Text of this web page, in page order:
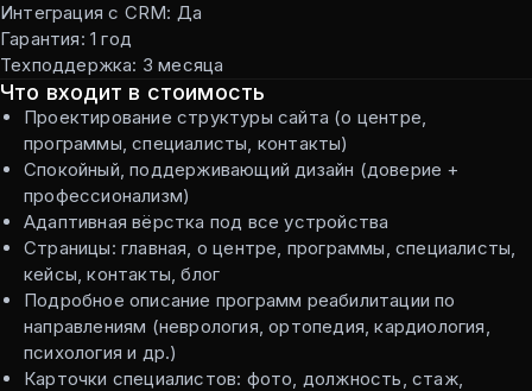
Интеграция с CRM: Да
Гарантия: 1 год
Техподдержка: 3 месяца
Что входит в стоимость
Проектирование структуры сайта (о центре,
программы, специалисты, контакты)
Спокойный, поддерживающий дизайн (доверие +
профессионализм)
Адаптивная вёрстка под все устройства
Страницы: главная, о центре, программы, специалисты,
кейсы, контакты, блог
Подробное описание программ реабилитации по
направлениям (неврология, ортопедия, кардиология,
психология и др.)
Карточки специалистов: фото, должность, стаж,